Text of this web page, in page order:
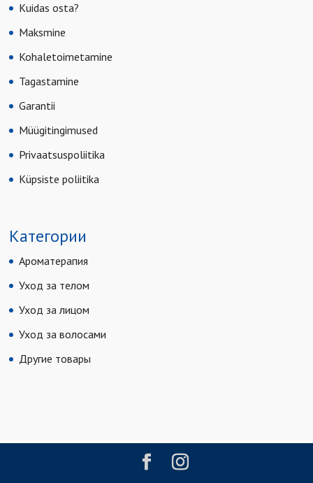
Kuidas osta?
Maksmine
Kohaletoimetamine
Tagastamine
Garantii
Müügitingimused
Privaatsuspoliitika
Küpsiste poliitika
Категории
Ароматерапия
Уход за телом
Уход за лицом
Уход за волосами
Другие товары